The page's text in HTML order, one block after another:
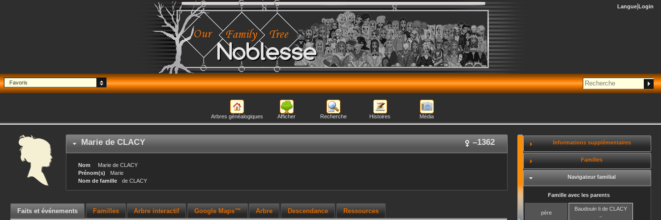
Noblesse
Langue Login
Favoris
Arbres généalogiques Afficher Recherche Histoires Média
Marie de CLACY –1362
Nom Marie de CLACY
Prénom(s)
Marie
Nom de famille
de CLACY
Faits et événements Familles Arbre interactif Google Maps™ Arbre Descendance Ressources
Informations supplémentaires
Familles
Navigateur familial
Famille avec les parents
père
Baudouin Ii de CLACY
–